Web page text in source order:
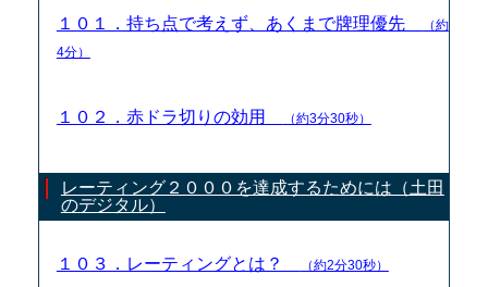
１０１．持ち点で考えず、あくまで牌理優先
（約
4分）
１０２．赤ドラ切りの効用 （約3分30秒）
レーティング２０００を達成するためには（土田
のデジタル）
１０３．レーティングとは？ （約2分30秒）